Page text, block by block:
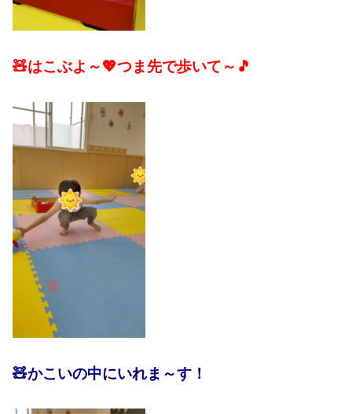
🧸はこぶよ～💖つま先で歩いて～🎵
🧸かこいの中にいれま～す！